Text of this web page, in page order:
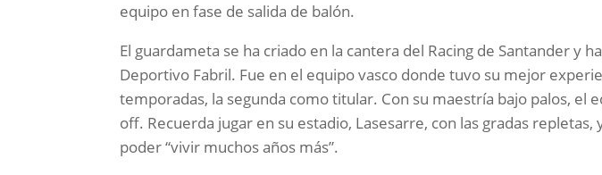
equipo en fase de salida de balón.
El guardameta se ha criado en la cantera del Racing de Santander y
Deportivo Fabril. Fue en el equipo vasco donde tuvo su mejor
temporadas, la segunda como titular. Con su maestría bajo palos, el
off. Recuerda jugar en su estadio, Lasesarre, con las gradas
poder “vivir muchos años más”.